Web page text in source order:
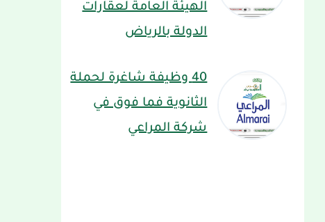
الهيئة العامة لعقارات
الدولة بالرياض
40 وظيفة شاغرة لحملة
الثانوية فما فوق في
شركة المراعي